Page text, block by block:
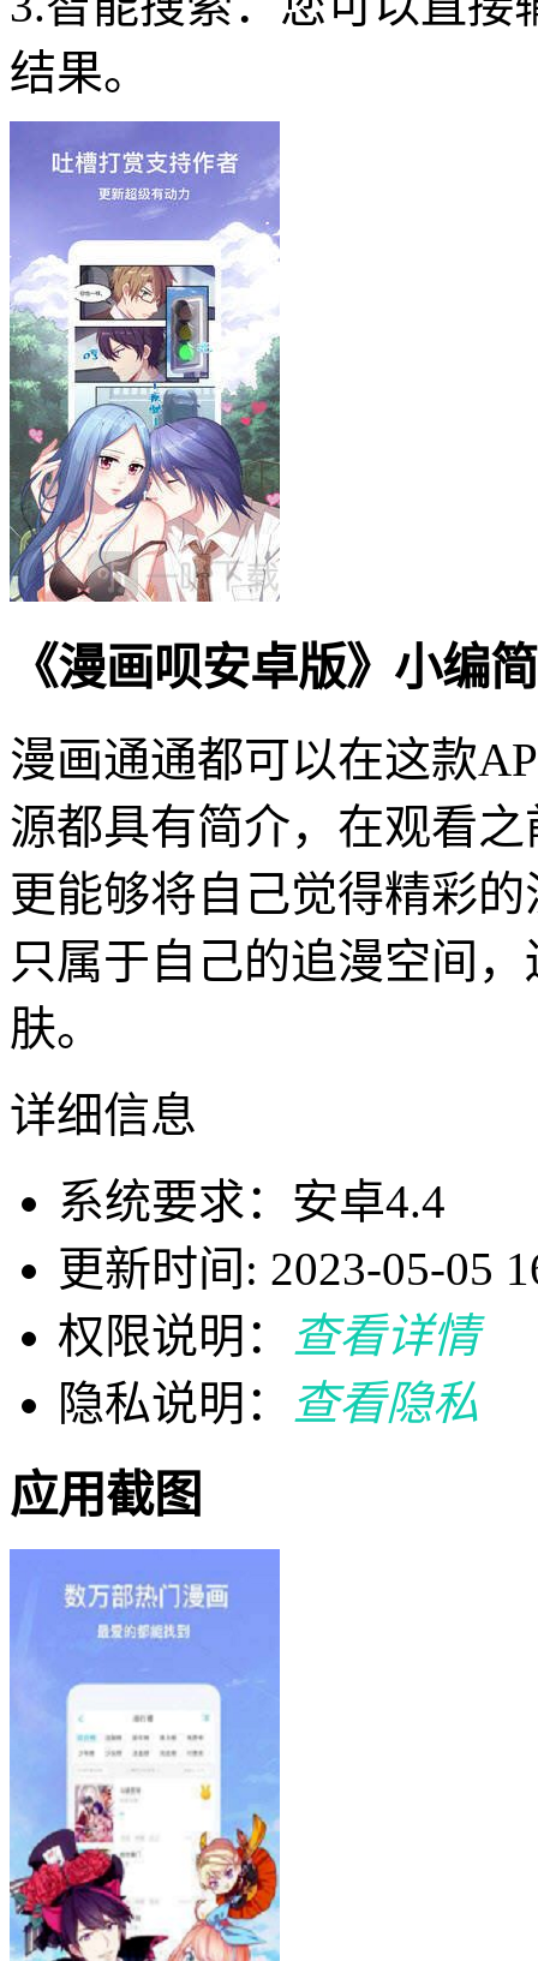
结果。
《漫画呗安卓版》小编
漫画通通都可以在这款
源都具有简介，在观看
更能够将自己觉得精彩
只属于自己的追漫空间
肤。
详细信息
系统要求：安卓4.4
更新时间: 2023-05-05
权限说明：
查看详情
隐私说明：
查看隐私
应用截图